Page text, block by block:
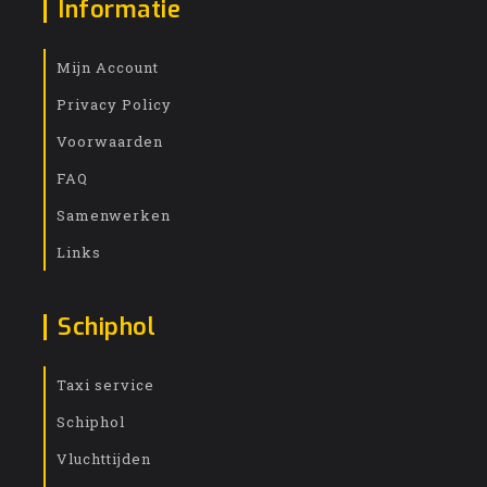
Informatie
Mijn Account
Privacy Policy
Voorwaarden
FAQ
Samenwerken
Links
Schiphol
Taxi service
Schiphol
Vluchttijden